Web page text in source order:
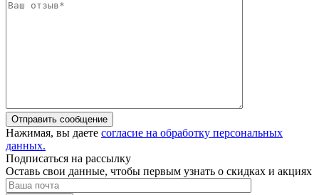
Отправить сообщение
Нажимая, вы даете согласие на обработку персональных
данных.
Подписаться на рассылку
Оставь свои данные, чтобы первым узнать о скидках и акциях